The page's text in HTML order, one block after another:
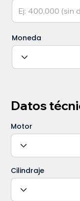
Moneda
Datos
Motor
Cilindraje